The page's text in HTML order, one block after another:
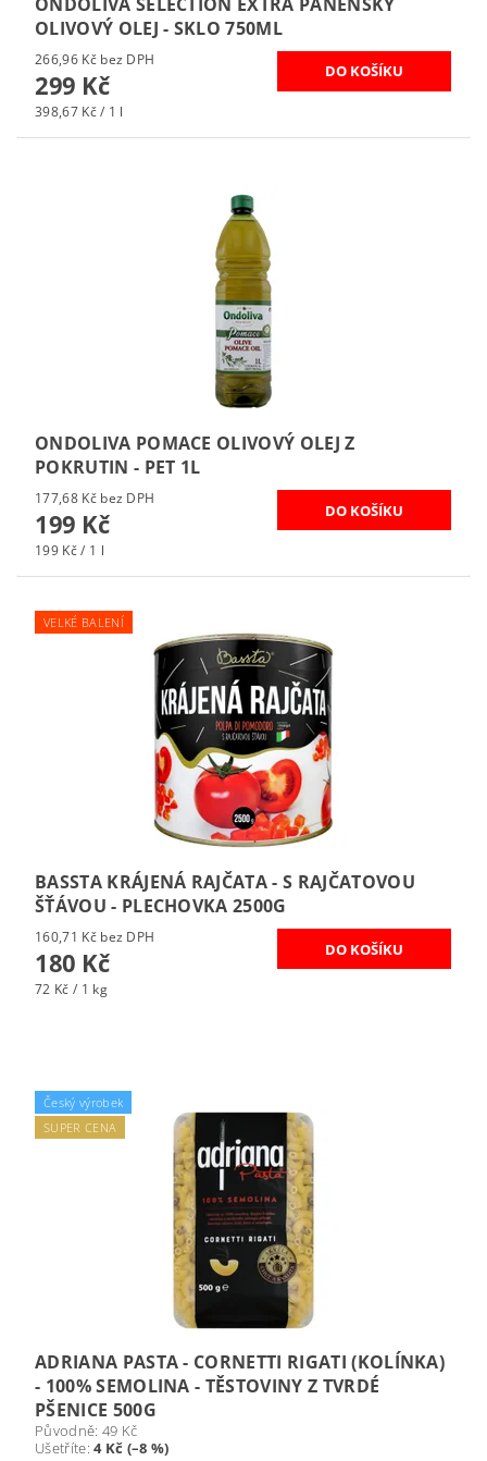
OLIVOVÝ OLEJ - SKLO 750ML
266,96 Kč bez DPH
299 Kč
398,67 Kč / 1 l
ONDOLIVA POMACE OLIVOVÝ OLEJ Z
POKRUTIN - PET 1L
177,68 Kč bez DPH
199 Kč
199 Kč / 1 l
VELKÉ BALENÍ
BASSTA KRÁJENÁ RAJČATA - S RAJČATOVOU
ŠŤÁVOU - PLECHOVKA 2500G
160,71 Kč bez DPH
180 Kč
72 Kč / 1 kg
Český výrobek
SUPER CENA
ADRIANA PASTA - CORNETTI RIGATI (KOLÍNKA)
- 100% SEMOLINA - TĚSTOVINY Z TVRDÉ
PŠENICE 500G
Původně: 49 Kč
Ušetříte:4 Kč (–8 %)